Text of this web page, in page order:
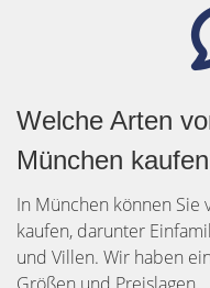
Welche Arten
München
In München können Sie
kaufen, darunter
und Villen. Wir haben